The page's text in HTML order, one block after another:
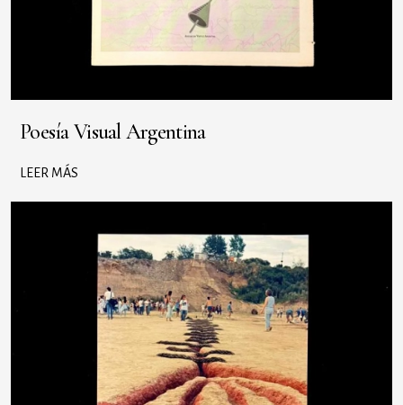
Poesía Visual Argentina
LEER MÁS